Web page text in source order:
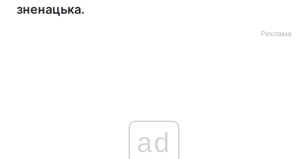
зненацька.
Реклама
ad